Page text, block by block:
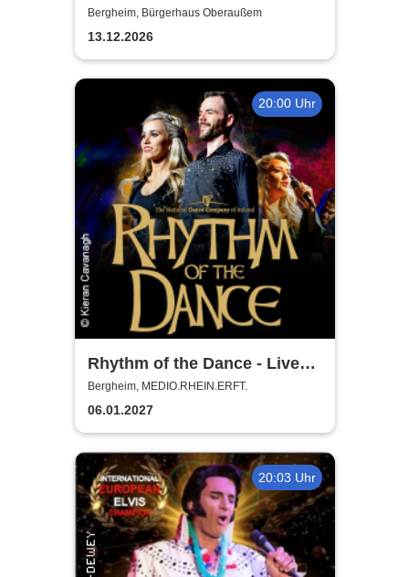
Music Oberaussem
Bergheim, Bürgerhaus Oberaußem
13.12.2026
20:00 Uhr
Rhythm of the Dance - Live
2027
Bergheim, MEDIO.RHEIN.ERFT.
06.01.2027
20:03 Uhr